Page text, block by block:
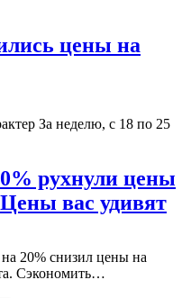
цены на
За неделю, с 18 по 25
рухнули цены
вас удивят
20% снизил цены на
Сэкономить…